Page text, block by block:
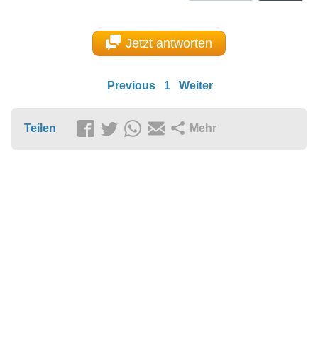
Jetzt antworten
Previous 1 Weiter
Teilen Mehr